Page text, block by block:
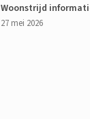
Woonstrijd
27 mei 2026